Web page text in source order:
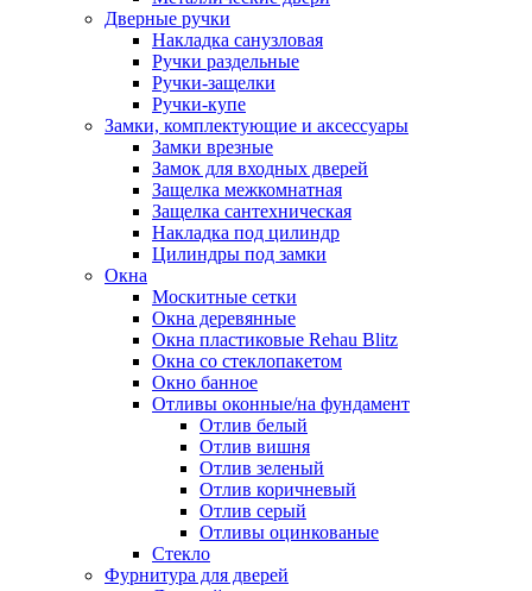
Дверные ручки
Накладка санузловая
Ручки раздельные
Ручки-защелки
Ручки-купе
Замки, комплектующие и аксессуары
Замки врезные
Замок для входных дверей
Защелка межкомнатная
Защелка сантехническая
Накладка под цилиндр
Цилиндры под замки
Окна
Москитные сетки
Окна деревянные
Окна пластиковые Rehau Blitz
Окна со стеклопакетом
Окно банное
Отливы оконные/на фундамент
Отлив белый
Отлив вишня
Отлив зеленый
Отлив коричневый
Отлив серый
Отливы оцинкованые
Стекло
Фурнитура для дверей